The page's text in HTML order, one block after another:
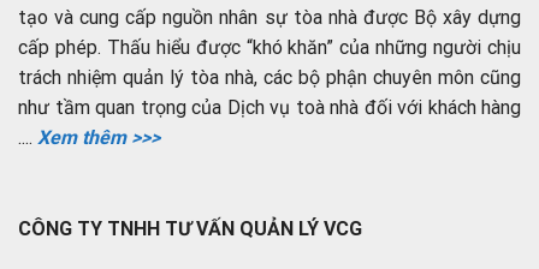
tạo và cung cấp nguồn nhân sự tòa nhà được Bộ xây dựng
cấp phép. Thấu hiểu được “khó khăn” của những người chịu
trách nhiệm quản lý tòa nhà, các bộ phận chuyên môn cũng
như tầm quan trọng của Dịch vụ toà nhà đối với khách hàng
.... Xem thêm >>>
CÔNG TY TNHH TƯ VẤN QUẢN LÝ VCG